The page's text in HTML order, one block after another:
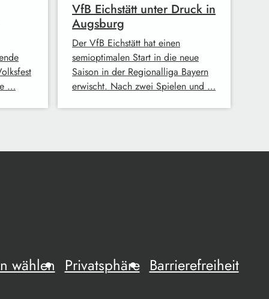
…
VfB Eichstätt unter Druck in
Augsburg
Der VfB Eichstätt hat einen
semioptimalen Start in die neue
Saison in der Regionalliga Bayern
erwischt. Nach zwei Spielen und …
wählen Privatsphäre Barrierefreiheit